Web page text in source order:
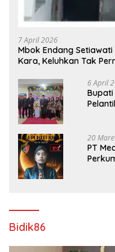
7 April 2026
Mbok Endang
Kara, Keluhkan Tak
6 April
​Bupati
20
PT
Bidik86